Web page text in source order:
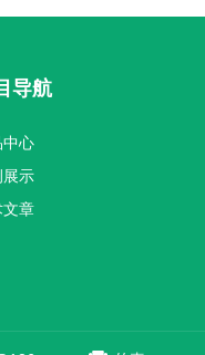
导航
中心
展示
文章